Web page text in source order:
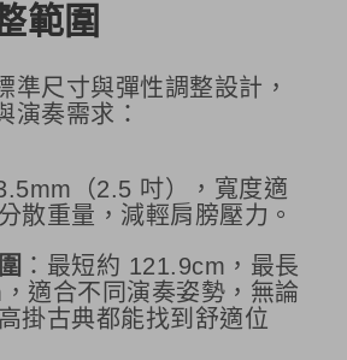
範圍
準尺寸與彈性調整設計，
演奏需求：
（2.5 吋），寬度適
散重量，減輕肩膀壓力。
：最短約 121.9cm，最長
適合不同演奏姿勢，無論
掛古典都能找到舒適位